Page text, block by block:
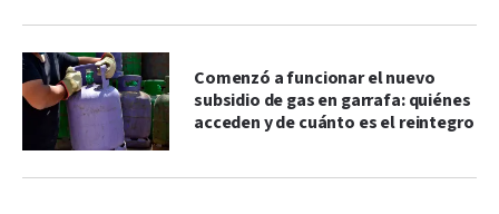
Comenzó a funcionar el nuevo
subsidio de gas en garrafa: quiénes
acceden y de cuánto es el reintegro